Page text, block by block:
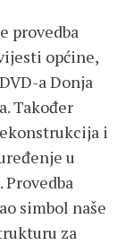
provedba
općine,
a Donja
Također
i
u
simbol naše
za